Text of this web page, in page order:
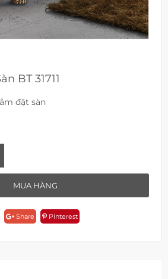
BT 31711
đặt sàn
MUA HÀNG
Share Pinterest